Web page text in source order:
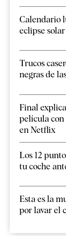
Calendario
eclipse
Trucos
negras de
Final
película con
en Netflix
Los 12
tu coche
Esta es la
por lavar el